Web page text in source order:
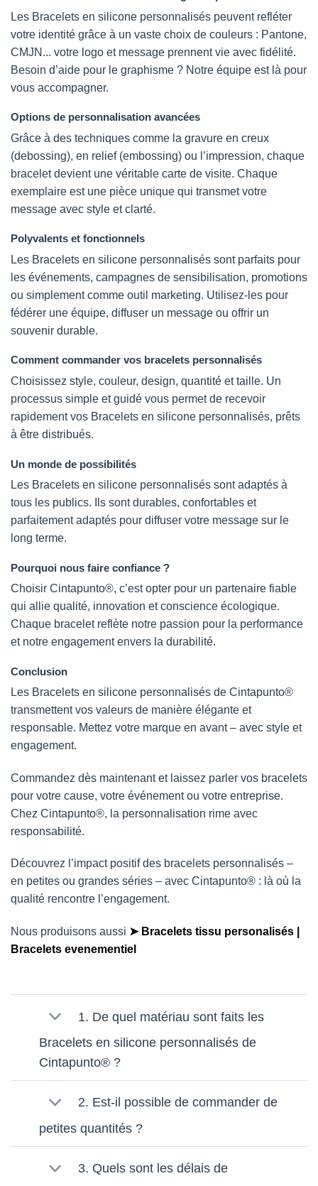
Les Bracelets en silicone personnalisés peuvent refléter
votre identité grâce à un vaste choix de couleurs : Pantone,
CMJN... votre logo et message prennent vie avec fidélité.
Besoin d’aide pour le graphisme ? Notre équipe est là pour
vous accompagner.
Options de personnalisation avancées
Grâce à des techniques comme la gravure en creux
(debossing), en relief (embossing) ou l’impression, chaque
bracelet devient une véritable carte de visite. Chaque
exemplaire est une pièce unique qui transmet votre
message avec style et clarté.
Polyvalents et fonctionnels
Les Bracelets en silicone personnalisés sont parfaits pour
les événements, campagnes de sensibilisation, promotions
ou simplement comme outil marketing. Utilisez-les pour
fédérer une équipe, diffuser un message ou offrir un
souvenir durable.
Comment commander vos bracelets personnalisés
Choisissez style, couleur, design, quantité et taille. Un
processus simple et guidé vous permet de recevoir
rapidement vos Bracelets en silicone personnalisés, prêts
à être distribués.
Un monde de possibilités
Les Bracelets en silicone personnalisés sont adaptés à
tous les publics. Ils sont durables, confortables et
parfaitement adaptés pour diffuser votre message sur le
long terme.
Pourquoi nous faire confiance ?
Choisir Cintapunto®, c’est opter pour un partenaire fiable
qui allie qualité, innovation et conscience écologique.
Chaque bracelet reflète notre passion pour la performance
et notre engagement envers la durabilité.
Conclusion
Les Bracelets en silicone personnalisés de Cintapunto®
transmettent vos valeurs de manière élégante et
responsable. Mettez votre marque en avant – avec style et
engagement.
Commandez dès maintenant et laissez parler vos bracelets
pour votre cause, votre événement ou votre entreprise.
Chez Cintapunto®, la personnalisation rime avec
responsabilité.
Découvrez l’impact positif des bracelets personnalisés –
en petites ou grandes séries – avec Cintapunto® : là où la
qualité rencontre l’engagement.
Nous produisons aussi ➤ Bracelets tissu personalisés |
Bracelets evenementiel
1. De quel matériau sont faits les
Bracelets en silicone personnalisés de
Cintapunto® ?
2. Est-il possible de commander de
petites quantités ?
3. Quels sont les délais de